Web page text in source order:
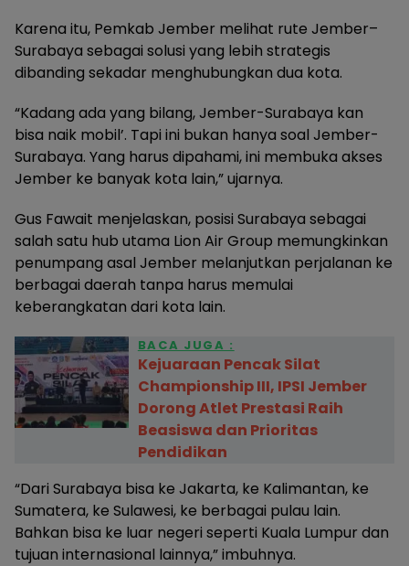
Karena itu, Pemkab Jember melihat rute Jember–
Surabaya sebagai solusi yang lebih strategis
dibanding sekadar menghubungkan dua kota.
“Kadang ada yang bilang, Jember-Surabaya kan
bisa naik mobil’. Tapi ini bukan hanya soal Jember-
Surabaya. Yang harus dipahami, ini membuka akses
Jember ke banyak kota lain,” ujarnya.
Gus Fawait menjelaskan, posisi Surabaya sebagai
salah satu hub utama Lion Air Group memungkinkan
penumpang asal Jember melanjutkan perjalanan ke
berbagai daerah tanpa harus memulai
keberangkatan dari kota lain.
BACA JUGA :
Kejuaraan Pencak Silat
Championship III, IPSI Jember
Dorong Atlet Prestasi Raih
Beasiswa dan Prioritas
Pendidikan
“Dari Surabaya bisa ke Jakarta, ke Kalimantan, ke
Sumatera, ke Sulawesi, ke berbagai pulau lain.
Bahkan bisa ke luar negeri seperti Kuala Lumpur dan
tujuan internasional lainnya,” imbuhnya.